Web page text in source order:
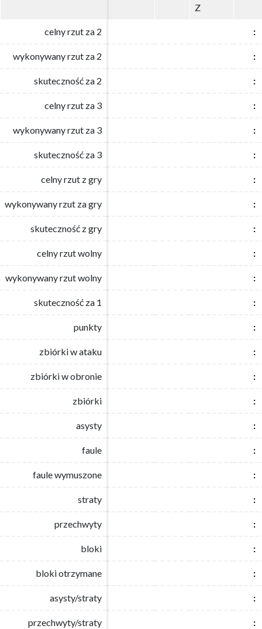
Z
celny rzut za 2 :
wykonywany rzut za 2 :
skuteczność za 2 :
celny rzut za 3 :
wykonywany rzut za 3 :
skuteczność za 3 :
celny rzut z gry :
wykonywany rzut za gry :
skuteczność z gry :
celny rzut wolny :
wykonywany rzut wolny :
skuteczność za 1 :
punkty :
zbiórki w ataku :
zbiórki w obronie :
zbiórki :
asysty :
faule :
faule wymuszone :
straty :
przechwyty :
bloki :
bloki otrzymane :
asysty/straty :
przechwyty/straty :
Z
celny rzut za 2 :
wykonywany rzut za 2 :
skuteczność za 2 :
celny rzut za 3 :
wykonywany rzut za 3 :
skuteczność za 3 :
celny rzut z gry :
wykonywany rzut za gry :
skuteczność z gry :
celny rzut wolny :
wykonywany rzut wolny :
skuteczność za 1 :
punkty :
zbiórki w ataku :
zbiórki w obronie :
zbiórki :
asysty :
faule :
faule wymuszone :
straty :
przechwyty :
bloki :
bloki otrzymane :
asysty/straty :
przechwyty/straty :